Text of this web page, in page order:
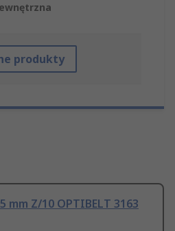
produkty
mm Z/10 OPTIBELT 3163